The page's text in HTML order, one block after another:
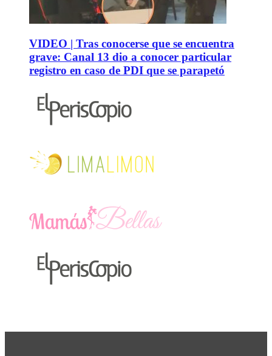
VIDEO | Tras conocerse que se encuentra
grave: Canal 13 dio a conocer particular
registro en caso de PDI que se parapetó